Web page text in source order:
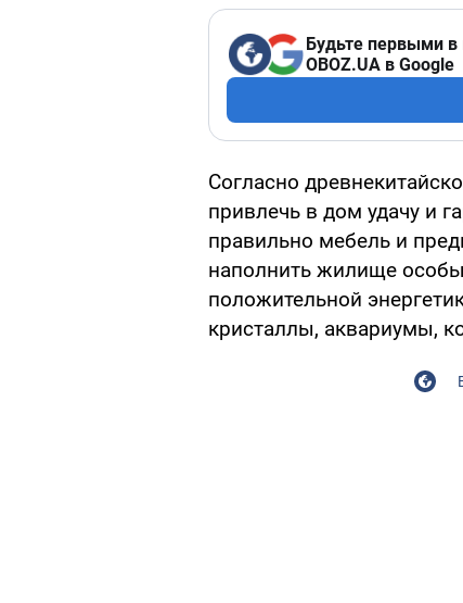
Будьте первыми в
OBOZ.UA в Google
Согласно
привлечь в дом удачу и
правильно мебель и
наполнить жилище
положительной
кристаллы, аквариумы,